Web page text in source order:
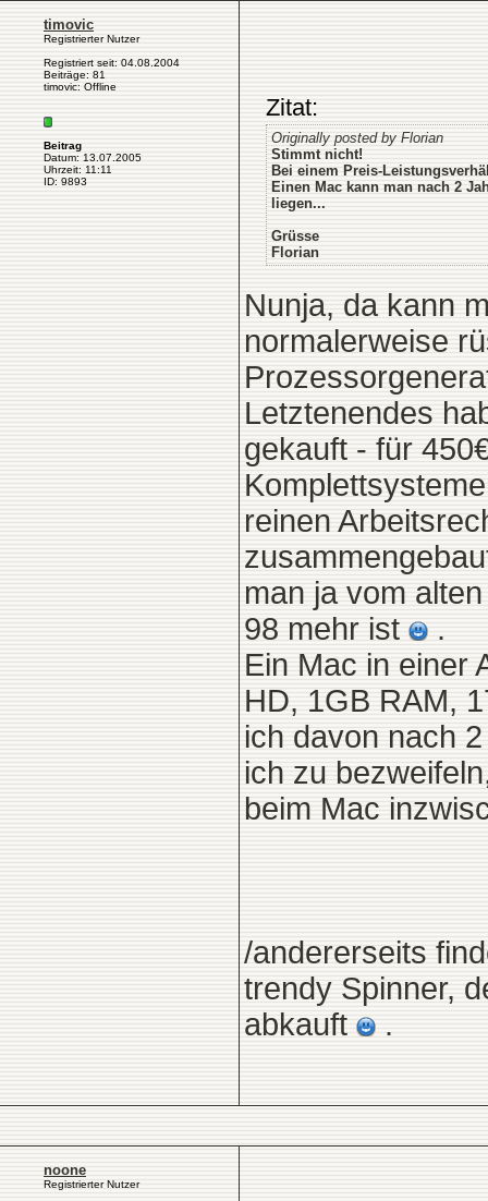
timovic
Registrierter Nutzer
Registriert seit: 04.08.2004
Beiträge: 81
timovic: Offline
Beitrag
Datum: 13.07.2005
Uhrzeit: 11:11
ID: 9893
Zitat:
Originally posted by Florian
Stimmt nicht!
Bei einem Preis-
Einen Mac kann man nach 2
liegen...
Grüsse
Florian
Nunja, da kann
normalerweise
Letztenendes
gekauft - für
reinen
man ja vom
98 mehr ist
.
Ein Mac in einer
HD, 1GB RAM,
ich davon nach
ich zu
beim Mac
/andererseits
trendy Spinner,
abkauft
.
noone
Registrierter Nutzer